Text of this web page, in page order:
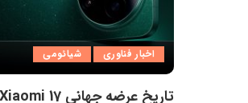
اخبار فناوری شیائومی